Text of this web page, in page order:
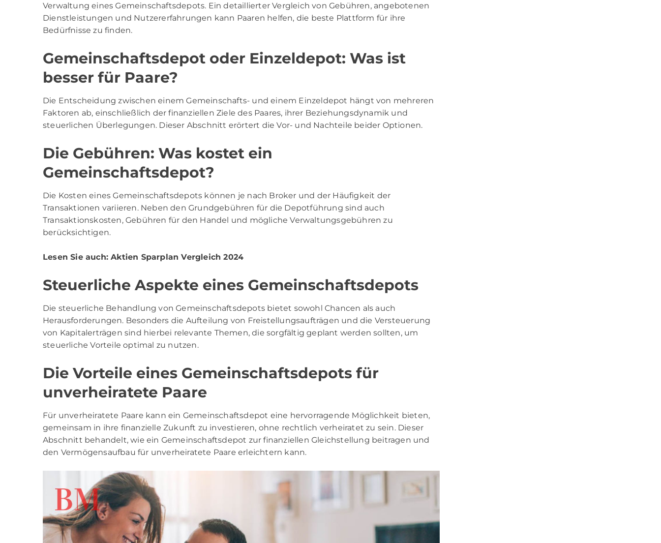
Verwaltung eines Gemeinschaftsdepots. Ein detaillierter Vergleich von Gebühren, angebotenen
Dienstleistungen und Nutzererfahrungen kann Paaren helfen, die beste Plattform für ihre
Bedürfnisse zu finden.
Gemeinschaftsdepot oder Einzeldepot: Was ist
besser für Paare?
Die Entscheidung zwischen einem Gemeinschafts- und einem Einzeldepot hängt von mehreren
Faktoren ab, einschließlich der finanziellen Ziele des Paares, ihrer Beziehungsdynamik und
steuerlichen Überlegungen. Dieser Abschnitt erörtert die Vor- und Nachteile beider Optionen.
Die Gebühren: Was kostet ein
Gemeinschaftsdepot?
Die Kosten eines Gemeinschaftsdepots können je nach Broker und der Häufigkeit der
Transaktionen variieren. Neben den Grundgebühren für die Depotführung sind auch
Transaktionskosten, Gebühren für den Handel und mögliche Verwaltungsgebühren zu
berücksichtigen.
Lesen Sie auch:Aktien Sparplan Vergleich 2024
Steuerliche Aspekte eines Gemeinschaftsdepots
Die steuerliche Behandlung von Gemeinschaftsdepots bietet sowohl Chancen als auch
Herausforderungen. Besonders die Aufteilung von Freistellungsaufträgen und die Versteuerung
von Kapitalerträgen sind hierbei relevante Themen, die sorgfältig geplant werden sollten, um
steuerliche Vorteile optimal zu nutzen.
Die Vorteile eines Gemeinschaftsdepots für
unverheiratete Paare
Für unverheiratete Paare kann ein Gemeinschaftsdepot eine hervorragende Möglichkeit bieten,
gemeinsam in ihre finanzielle Zukunft zu investieren, ohne rechtlich verheiratet zu sein. Dieser
Abschnitt behandelt, wie ein Gemeinschaftsdepot zur finanziellen Gleichstellung beitragen und
den Vermögensaufbau für unverheiratete Paare erleichtern kann.